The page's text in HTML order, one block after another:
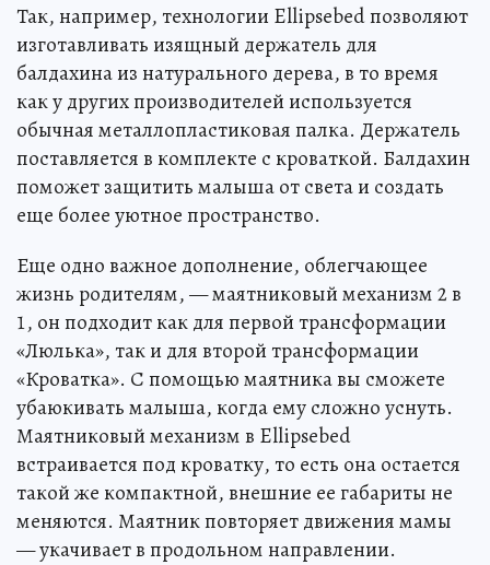
Так, например, технологии Ellipsebed позволяют
изготавливать изящный держатель для
балдахина из натурального дерева, в то время
как у других производителей используется
обычная металлопластиковая палка. Держатель
поставляется в комплекте с кроваткой. Балдахин
поможет защитить малыша от света и создать
еще более уютное пространство.
Еще одно важное дополнение, облегчающее
жизнь родителям, — маятниковый механизм 2 в
1, он подходит как для первой трансформации
«Люлька», так и для второй трансформации
«Кроватка». С помощью маятника вы сможете
убаюкивать малыша, когда ему сложно уснуть.
Маятниковый механизм в Ellipsebed
встраивается под кроватку, то есть она остается
такой же компактной, внешние ее габариты не
меняются. Маятник повторяет движения мамы
— укачивает в продольном направлении.